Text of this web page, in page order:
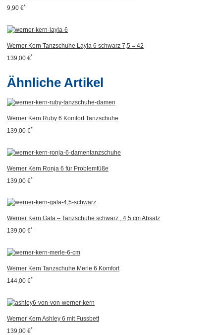
9,90 €*
Werner Kern Tanzschuhe Layla 6 schwarz 7,5 = 42
139,00 €*
Ähnliche Artikel
Werner Kern Ruby 6 Komfort Tanzschuhe
139,00 €*
Werner Kern Ronja 6 für Problemfüße
139,00 €*
Werner Kern Gala – Tanzschuhe schwarz , 4,5 cm Absatz
139,00 €*
Werner Kern Tanzschuhe Merle 6 Komfort
144,00 €*
Werner Kern Ashley 6 mit Fussbett
139,00 €*